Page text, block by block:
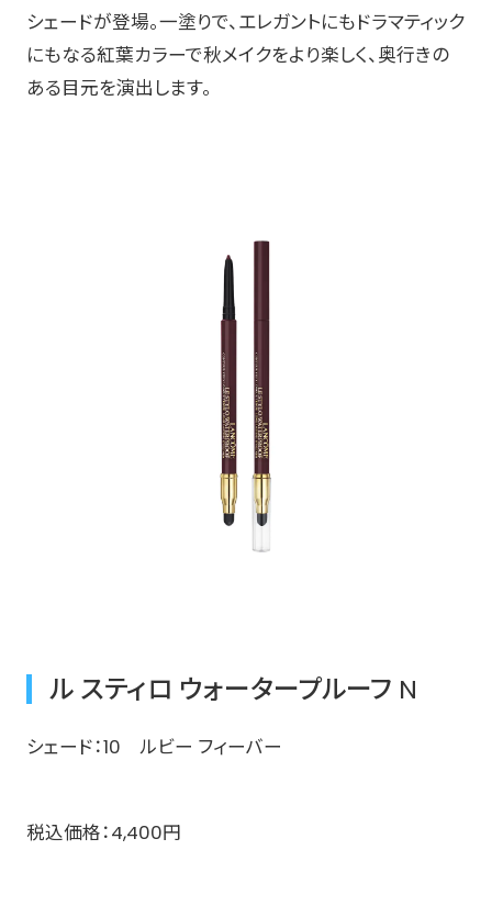
シェードが登場。​一塗りで、エレガントにもドラマティック
にもなる紅葉カラーで秋メイクをより楽しく、奥行きの
ある目元を演出します。
ル スティロ ウォータープルーフ N
シェード：10 ルビー フィーバー​
​税込価格：4,400円